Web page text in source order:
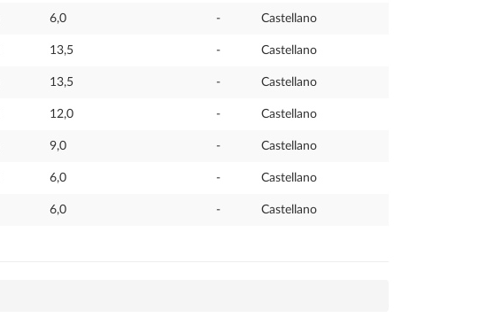
6,0 - Castellano
13,5 - Castellano
13,5 - Castellano
12,0 - Castellano
9,0 - Castellano
6,0 - Castellano
6,0 - Castellano